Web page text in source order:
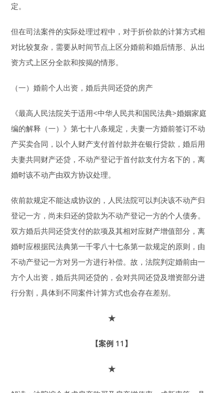
定。
但在司法案件的实际处理过程中，对于折价款的计算方式相
对比较复杂，需要从时间节点上区分婚前和婚后情形、从出
资方式上区分全款和按揭的情形。
（一）婚前个人出资，婚后共同还贷的房产
《最高人民法院关于适用<中华人民共和国民法典>婚姻家庭
编的解释（一）》第七十八条规定，夫妻一方婚前签订不动
产买卖合同，以个人财产支付首付款并在银行贷款，婚后用
夫妻共同财产还贷，不动产登记于首付款支付方名下的，离
婚时该不动产由双方协议处理。
依前款规定不能达成协议的，人民法院可以判决该不动产归
登记一方，尚未归还的贷款为不动产登记一方的个人债务。
双方婚后共同还贷支付的款项及其相对应财产增值部分，离
婚时应根据民法典第一千零八十七条第一款规定的原则，由
不动产登记一方对另一方进行补偿。故，法院判定婚前由一
方个人出资，婚后共同还贷的，会对共同还贷及增资部分进
行分割，具体到不同案件计算方式也会存在差别。
★
【案例 11】
★